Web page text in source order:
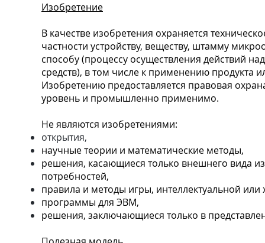
Изобретение
В качестве изобретения охраняется
частности устройству, веществу, штамму
способу (процессу осуществления действий
средств), в том числе к применению продукта
Изобретению предоставляется правовая
уровень и промышленно применимо.
Не являются изобретениями:
открытия,
научные теории и математические методы,
решения, касающиеся только внешнего вида
потребностей,
правила и методы игры, интеллектуальной или
программы для ЭВМ,
решения, заключающиеся только в